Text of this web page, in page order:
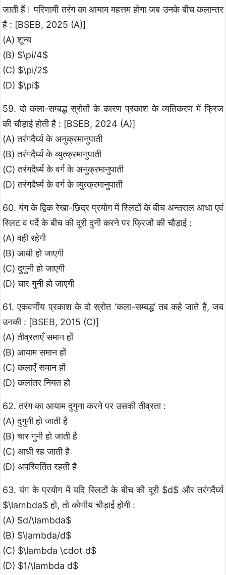
जाती हैं। परिणामी तरंग का आयाम महत्तम होगा जब उनके बीच कलान्तर
है : [BSEB, 2025 (A)]
(A) शून्य
(B) $\pi/4$
(C) $\pi/2$
(D) $\pi$
59. दो कला-सम्बद्ध स्रोतों के कारण प्रकाश के व्यतिकरण में फ्रिज
की चौड़ाई होती है : [BSEB, 2024 (A)]
(A) तरंगदैर्घ्य के अनुक्रमानुपाती
(B) तरंगदैर्घ्य के व्युत्क्रमानुपाती
(C) तरंगदैर्घ्य के वर्ग के अनुक्रमानुपाती
(D) तरंगदैर्घ्य के वर्ग के व्युत्क्रमानुपाती
60. यंग के द्विक रेखा-छिद्र प्रयोग में स्लिटों के बीच अन्तराल आधा एवं
स्लिट व पर्दे के बीच की दूरी दुनी करने पर फ्रिजों की चौड़ाई :
(A) वही रहेगी
(B) आधी हो जाएगी
(C) दुगुनी हो जाएगी
(D) चार गुनी हो जाएगी
61. एकवर्णीय प्रकाश के दो स्रोत ‘कला-सम्बद्ध’ तब कहे जाते हैं, जब
उनकी : [BSEB, 2015 (C)]
(A) तीव्रताएँ समान हों
(B) आयाम समान हों
(C) कलाएँ समान हों
(D) कलांतर नियत हो
62. तरंग का आयाम दुगुना करने पर उसकी तीव्रता :
(A) दुगुनी हो जाती है
(B) चार गुनी हो जाती है
(C) आधी रह जाती है
(D) अपरिवर्तित रहती है
63. यंग के प्रयोग में यदि स्लिटों के बीच की दूरी $d$ और तरंगदैर्घ्य
$\lambda$ हो, तो कोणीय चौड़ाई होगी :
(A) $d/\lambda$
(B) $\lambda/d$
(C) $\lambda \cdot d$
(D) $1/\lambda d$